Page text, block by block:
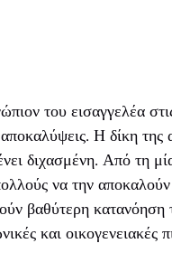
του εισαγγελέα
Η δίκη
διχασμένη. Από τη
να την
βαθύτερη
και οικογενειακές